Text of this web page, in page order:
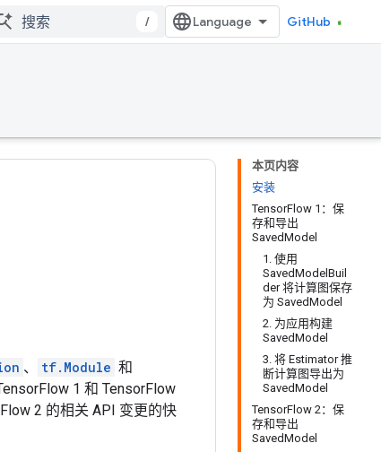
/ GitHub
本页内容
安装
TensorFlow 1：保
存和导出
SavedModel
1. 使用
SavedModelBuil
der 将计算图保存
为 SavedModel
2. 为应用构建
SavedModel
3. 将 Estimator 推
断计算图导出为
SavedModel
TensorFlow 2：保
存和导出
SavedModel
、 tf.Module 和
1 和 TensorFlow
2 的相关 API 变更的快